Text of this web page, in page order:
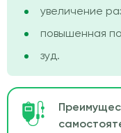
увеличение
повышенная
зуд.